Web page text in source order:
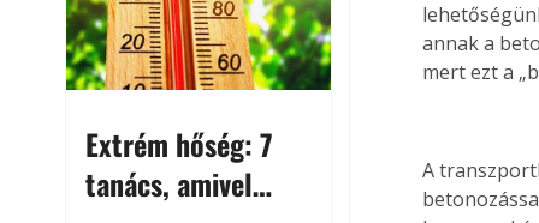
Extrém hőség: 7
tanács, amivel
annak a
mert ezt a
A